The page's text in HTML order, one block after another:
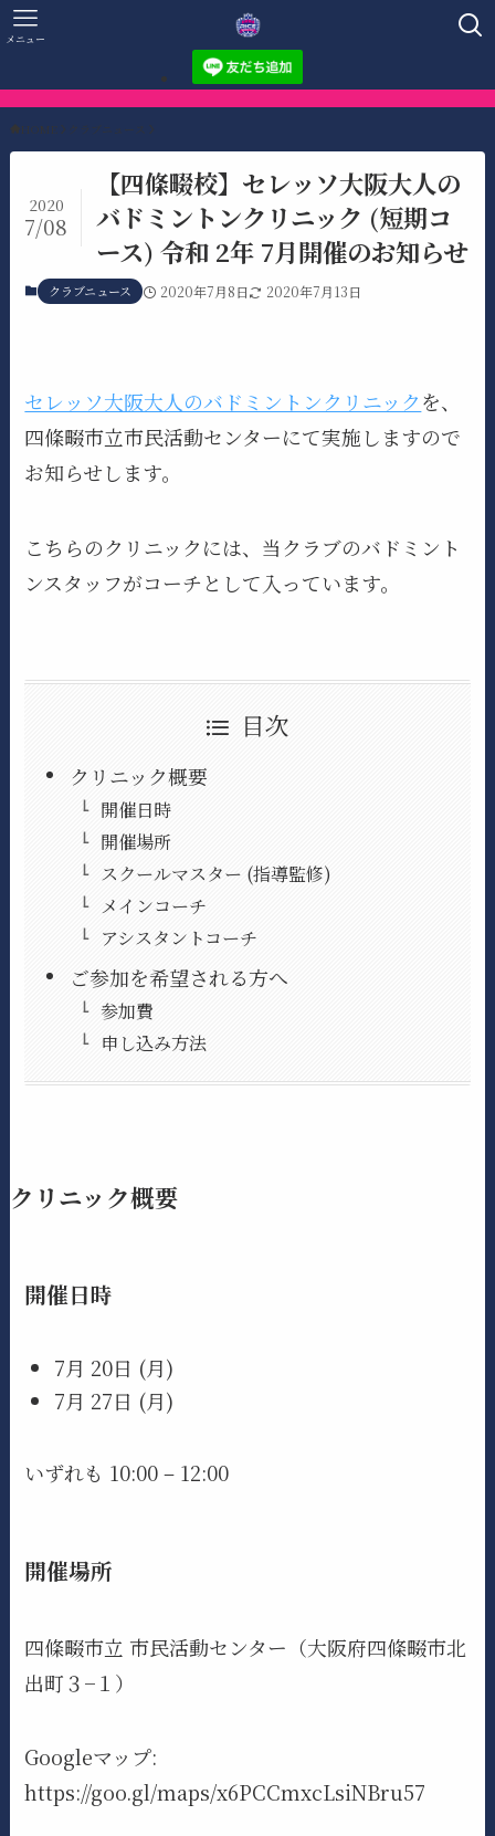
メニュー
HOME クラブニュース
【四條畷校】セレッソ大阪大人の
バドミントンクリニック (短期コ
ース) 令和 2年 7月開催のお知らせ
2020
7/08
クラブニュース 2020年7月8日 2020年7月13日
セレッソ大阪大人のバドミントンクリニックを、
四條畷市立市民活動センターにて実施しますので
お知らせします。
こちらのクリニックには、当クラブのバドミント
ンスタッフがコーチとして入っています。
目次
クリニック概要
開催日時
開催場所
スクールマスター (指導監修)
メインコーチ
アシスタントコーチ
ご参加を希望される方へ
参加費
申し込み方法
クリニック概要
開催日時
7月 20日 (月)
7月 27日 (月)
いずれも 10:00 – 12:00
開催場所
四條畷市立 市民活動センター（大阪府四條畷市北
出町３−１）
Googleマップ:
https://goo.gl/maps/x6PCCmxcLsiNBru57